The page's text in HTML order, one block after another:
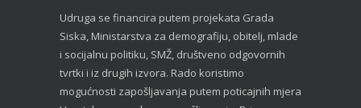
Udruga se financira putem projekata Grada
Siska, Ministarstva za demografiju, obitelj, mlade
i socijalnu politiku, SMŽ, društveno odgovornih
tvrtki i iz drugih izvora. Rado koristimo
mogućnosti zapošljavanja putem poticajnih mjera